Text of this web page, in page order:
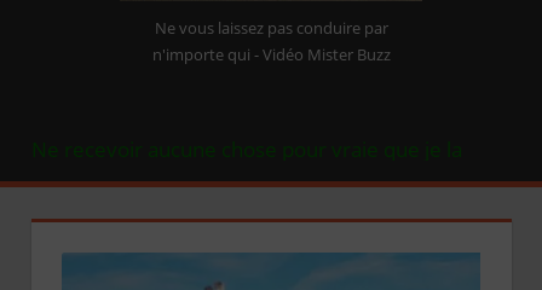
Ne vous laissez pas conduire par
n'importe qui - Vidéo Mister Buzz
connusse évidemment être telle .(René Descartes)